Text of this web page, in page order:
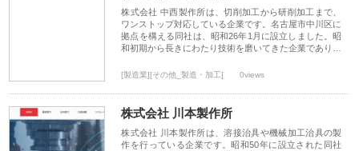
株式会社 中西製作所は、切削加工から研削加工まで、
ワンストップ対応している企業です。名古屋市中川区に
拠点を構える同社は、昭和26年1月に設立しました。昭
和初期から長きにわたり技術を磨いてきた企業であり…
[製造業][その他_製造・加工] 0views
株式会社 川本製作所
株式会社 川本製作所は、溶接治具や機械加工治具の製
作を行っている企業です。昭和50年に設立された同社